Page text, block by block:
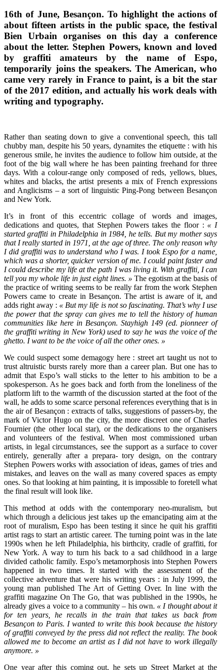
16th of June, Besançon. To highlight the actions of
about fifteen artists in the public space, the festival
Bien Urbain organises on this day a conference
about the letter. Stephen Powers, known and loved
by graffiti amateurs by the name of Espo,
temporarily joins the speakers. The American, who
came very rarely in France to paint, is a bit the star
of the 2017 edition, and actually his work deals with
writing and typography.
Rather than seating down to give a conventional speech, this tall
chubby man, despite his 50 years, dynamites the etiquette : with his
generous smile, he invites the audience to follow him outside, at the
foot of the big wall where he has been painting freehand for three
days. With a colour-range only composed of reds, yellows, blues,
whites and blacks, the artist presents a mix of French expressions
and Anglicisms – a sort of linguistic Ping-Pong between Besançon
and New York.
It’s in front of this eccentric collage of words and images,
dedications and quotes, that Stephen Powers takes the floor : « I
started graffiti in Philadelphia in 1984, he tells. But my mother says
that I really started in 1971, at the age of three. The only reason why
I did graffiti was to understand who I was. I took Espo for a name,
which was a shorter, quicker version of me. I could paint faster and
I could describe my life at the path I was living it. With graffiti, I can
tell you my whole life in just eight lines. » The egotism at the basis of
the practice of writing seems to be really far from the work Stephen
Powers came to create in Besançon. The artist is aware of it, and
adds right away : « But my life is not so fascinating. That’s why I use
the power that the spray can gives me to tell the history of human
communities like here in Besançon. Stayhigh 149 (ed. pionneer of
the graffiti writing in New York) used to say he was the voice of the
ghetto. I want to be the voice of all the other ones. »
We could suspect some demagogy here : street art taught us not to
trust altruistic bursts rarely more than a career plan. But one has to
admit that Espo’s wall sticks to the letter to his ambition to be a
spokesperson. As he goes back and forth from the loneliness of the
platform lift to the warmth of the discussion started at the foot of the
wall, he adds to some scarce personal references everything that is in
the air of Besançon : extracts of talks, suggestions of passers-by, the
mark of Victor Hugo on the city, the more discreet one of Charles
Fournier (the other local star), or the dedications to the organisers
and volunteers of the festival. When most commissioned urban
artists, in legal circumstances, see the support as a surface to cover
entirely, generally after a prepara- tory design, on the contrary
Stephen Powers works with association of ideas, games of tries and
mistakes, and leaves on the wall as many covered spaces as empty
ones. So that looking at him painting, it is impossible to foretell what
the final result will look like.
This method at odds with the contemporary neo-muralism, but
which through a delicious jest takes up the emancipating aim at the
root of muralism, Espo has been testing it since he quit his graffiti
artist rags to start an artistic career. The turning point was in the late
1990s when he left Philadelphia, his birthcity, cradle of graffiti, for
New York. A way to turn his back to a sad childhood in a large
divided catholic family. Espo’s metamorphosis into Stephen Powers
happened in two times. It started with the assessment of the
collective adventure that were his writing years : in July 1999, the
young man published The Art of Getting Over. In line with the
graffiti magazine On The Go, that was published in the 1990s, he
already gives a voice to a community – his own. « I thought about it
for ten years, he recalls in the train that takes us back from
Besançon to Paris. I wanted to write this book because the history
of graffiti conveyed by the press did not reflect the reality. The book
allowed me to become an artist as I did not have to work illegally
anymore. »
One year after this coming out, he sets up Street Market at the